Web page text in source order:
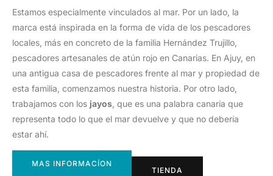
Estamos especialmente vinculados al mar. Por un lado, la
marca está inspirada en la forma de vida de los pescadores
locales, más en concreto de la familia Hernández Trujillo,
pescadores artesanales de atún rojo en Canarias. En Ajuy, en
una antigua casa de pescadores frente al mar y propiedad de
esta familia, comenzamos nuestra historia. Por otro lado,
trabajamos con los jayos , que es una palabra canaria que
representa todo lo que el mar devuelve y que no debería
estar ahí.
MAS INFORMACÍON
TIENDA